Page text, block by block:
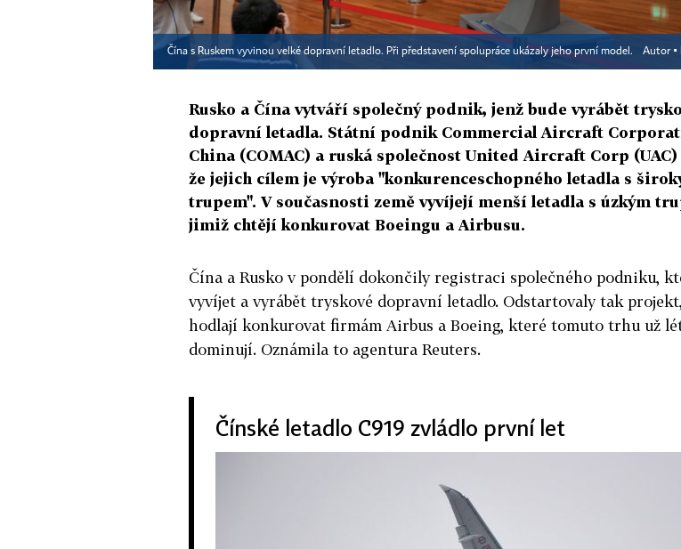
Čína s Ruskem vyvinou velké dopravní letadlo. Při představení spolupráce ukázaly jeho první model. Autor ▪
Rusko a Čína vytváří společný podnik, jenž bude vyrábět
dopravní letadla. Státní podnik Commercial Aircraft
China (COMAC) a ruská společnost United Aircraft Corp (UAC)
že jejich cílem je výroba "konkurenceschopného letadla s
trupem". V současnosti země vyvíjejí menší letadla s úzkým
jimiž chtějí konkurovat Boeingu a Airbusu.
Čína a Rusko v pondělí dokončily registraci společného podniku,
vyvíjet a vyrábět tryskové dopravní letadlo. Odstartovaly tak
hodlají konkurovat firmám Airbus a Boeing, které tomuto trhu už
dominují. Oznámila to agentura Reuters.
Čínské letadlo C919 zvládlo první let